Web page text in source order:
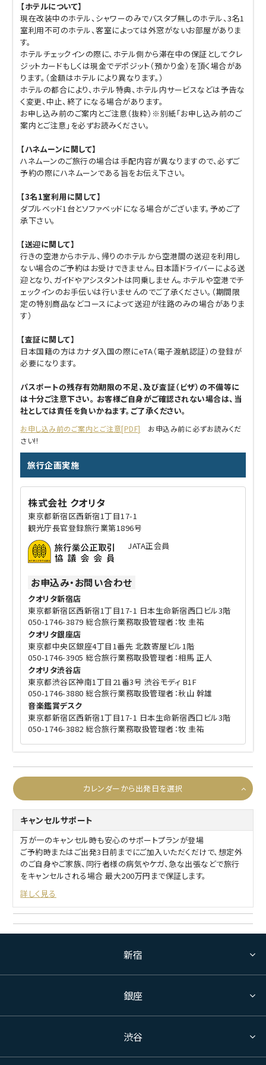
【ホテルについて】
現在改装中のホテル、シャワーのみでバスタブ無しのホテル、3名1
室利用不可のホテル、客室によっては外窓がないお部屋がありま
す。
ホテルチェックインの際に、ホテル側から滞在中の保証としてクレ
ジットカードもしくは現金でデポジット（預かり金）を頂く場合があ
ります。（金額はホテルにより異なります。）
ホテルの都合により、ホテル特典、ホテル内サービスなどは予告な
く変更、中止、終了になる場合があります。
お申し込み前のご案内とご注意（抜粋）※別紙「お申し込み前のご
案内とご注意」を必ずお読みください。
【ハネムーンに関して】
ハネムーンのご旅行の場合は手配内容が異なりますので、必ずご
予約の際にハネムーンである旨をお伝え下さい。
【3名1室利用に関して】
ダブルベッド1台とソファベッドになる場合がございます。予めご了
承下さい。
【送迎に関して】
行きの空港からホテル、帰りのホテルから空港間の送迎を利用し
ない場合のご予約はお受けできません。日本語ドライバーによる送
迎となり、ガイドやアシスタントは同乗しません。ホテルや空港でチ
ェックインのお手伝いは行いませんのでご了承ください。（期間限
定の特別商品などコースによって送迎が往路のみの場合がありま
す）
【査証に関して】
日本国籍の方はカナダ入国の際にeTA（電子渡航認証）の登録が
必要になります。
パスポートの残存有効期限の不足、及び査証（ビザ）の不備等に
は十分ご注意下さい。 お客様ご自身がご確認されない場合は、当
社としては責任を負いかねます。ご了承ください。
お申し込み前のご案内とご注意[PDF]
お申込み前に必ずお読みくだ
さい!!
旅行企画実施
株式会社 クオリタ
東京都新宿区西新宿1丁目17-1
観光庁長官登録旅行業第1896号
JATA正会員
お申込み・お問い合わせ
クオリタ新宿店
東京都新宿区西新宿1丁目17-1 日本生命新宿西口ビル3階
050-1746-3879 総合旅行業務取扱管理者：牧 圭祐
クオリタ銀座店
東京都中央区銀座4丁目1番先 北数寄屋ビル1階
050-1746-3905 総合旅行業務取扱管理者：相馬 正人
クオリタ渋谷店
東京都渋谷区神南1丁目21番3号 渋谷モディ B1F
050-1746-3880 総合旅行業務取扱管理者：秋山 幹雄
音楽鑑賞デスク
東京都新宿区西新宿1丁目17-1 日本生命新宿西口ビル3階
050-1746-3882 総合旅行業務取扱管理者：牧 圭祐
カレンダーから出発日を選択
キャンセルサポート
万が一のキャンセル時も安心のサポートプランが登場
ご予約時またはご出発3日前までにご加入いただくだけで、想定外
のご自身やご家族、同行者様の病気やケガ、急な出張などで旅行
をキャンセルされる場合 最大200万円まで保証します。
詳しく見る
新宿
銀座
渋谷